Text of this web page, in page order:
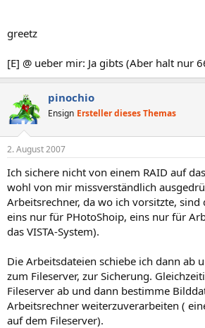
greetz
[E] @ ueber mir: Ja gibts (Aber halt nur
pinochio
Ensign Ersteller dieses Themas
2. August 2007
Ich sichere nicht von einem RAID auf
wohl von mir missverständlich
Arbeitsrechner, da wo ich vorsitzte, sind
eins nur für PHotoShoip, eins nur für
das VISTA-System).
Die Arbeitsdateien schiebe ich dann ab
zum Fileserver, zur Sicherung.
Fileserver ab und dann bestimme
Arbeitsrechner weiterzuverarbeiten (
auf dem Fileserver).